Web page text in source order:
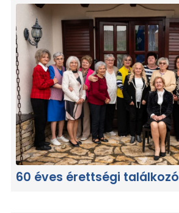
60 éves érettségi találkozó